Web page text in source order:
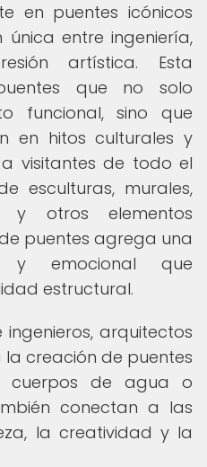
en puentes icónicos
entre ingeniería,
artística. Esta
que no solo
funcional, sino que
en hitos culturales y
visitantes de todo el
esculturas, murales,
y otros elementos
puentes agrega una
y emocional que
estructural.
arquitectos
creación de puentes
cuerpos de agua o
conectan a las
la creatividad y la